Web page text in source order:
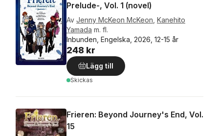
Prelude-, Vol. 1 (novel)
Av Jenny McKeon McKeon Kanehito
Yamada m. fl.
Inbunden, Engelska, 2026, 12-15 år
248 kr
Lägg till
Skickas
Frieren: Beyond Journey's End, Vol.
15